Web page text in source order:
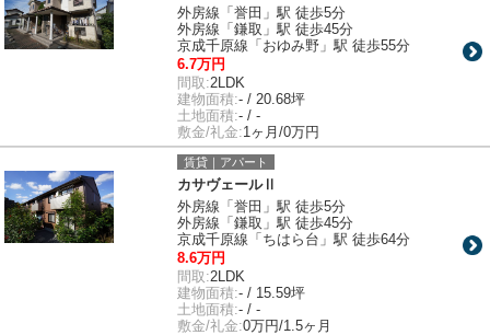
外房線「誉田」駅 徒歩5分
外房線「鎌取」駅 徒歩45分
京成千原線「おゆみ野」駅 徒歩55分
6.7万円
間取:2LDK
建物面積:- / 20.68坪
土地面積:- / -
敷金/礼金:1ヶ月/0万円
賃貸｜アパート
カサヴェールⅡ
外房線「誉田」駅 徒歩5分
外房線「鎌取」駅 徒歩45分
京成千原線「ちはら台」駅 徒歩64分
8.6万円
間取:2LDK
建物面積:- / 15.59坪
土地面積:- / -
敷金/礼金:0万円/1.5ヶ月